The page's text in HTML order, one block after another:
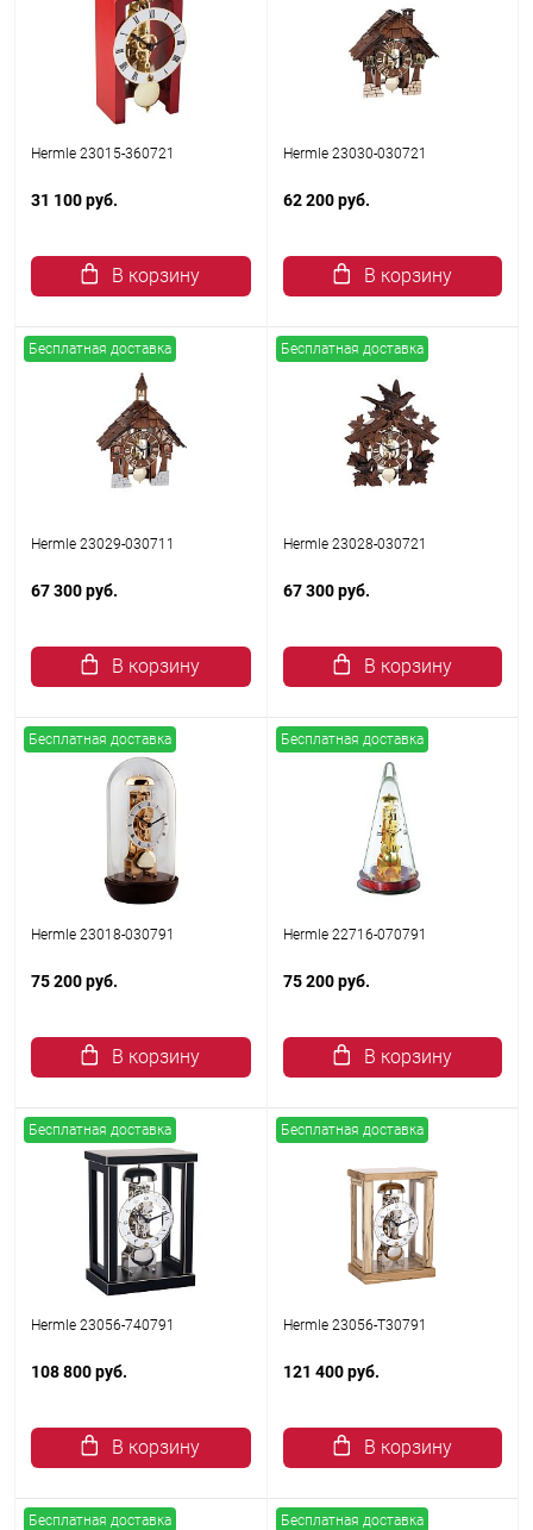
Hermle 23015-360721
31 100 руб.
В корзину
Hermle 23030-030721
62 200 руб.
В корзину
Бесплатная доставка
Hermle 23029-030711
67 300 руб.
В корзину
Бесплатная доставка
Hermle 23028-030721
67 300 руб.
В корзину
Бесплатная доставка
Hermle 23018-030791
75 200 руб.
В корзину
Бесплатная доставка
Hermle 22716-070791
75 200 руб.
В корзину
Бесплатная доставка
Hermle 23056-740791
108 800 руб.
В корзину
Бесплатная доставка
Hermle 23056-Т30791
121 400 руб.
В корзину
Бесплатная доставка Бесплатная доставка